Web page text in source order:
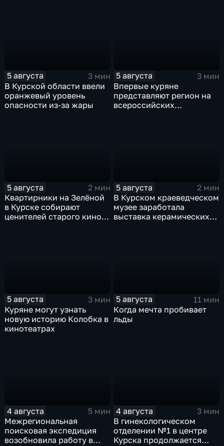
5 августа
3 мин
В Курской области ввели
оранжевый уровень
опасности из-за жары
5 августа
3 мин
Впервые куряне
представляют регион на
всероссийских
5 августа
2 мин
Квартирники на Зелёной
в Курске собирают
ценителей старого кино
5 августа
2 мин
В Курском краеведческом
музее заработала
выставка керамических
5 августа
3 мин
Куряне могут узнать
новую историю Колобка в
кинотеатрах
5 августа
11 мин
Когда мечта пробивает
льды
4 августа
5 мин
Межрегиональная
поисковая экспедиция
возобновила работу в
4 августа
3 мин
В гинекологическом
отделении №1 в центре
Курска продолжается